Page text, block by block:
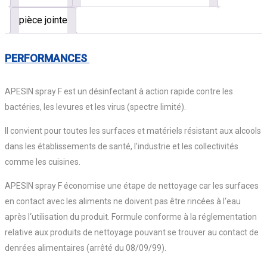
pièce jointe
PERFORMANCES
APESIN spray F est un désinfectant à action rapide contre les
bactéries, les levures et les virus (spectre limité).
Il convient pour toutes les surfaces et matériels résistant aux alcools
dans les établissements de santé, l’industrie et les collectivités
comme les cuisines.
APESIN spray F économise une étape de nettoyage car les surfaces
en contact avec les aliments ne doivent pas être rincées à l‘eau
après l‘utilisation du produit. Formule conforme à la réglementation
relative aux produits de nettoyage pouvant se trouver au contact de
denrées alimentaires (arrêté du 08/09/99).